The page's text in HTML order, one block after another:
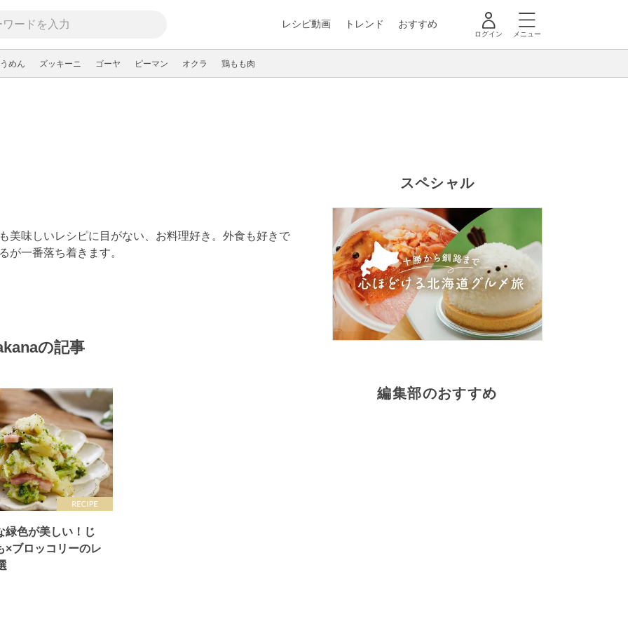
レシピ動画 トレンド おすすめ
ログイン メニュー
めん ズッキーニ ゴーヤ ピーマン オクラ 鶏もも肉
美味しいレシピに目がない、お料理好き。外食も好きで
が一番落ち着きます。
の記事
緑色が美しい！じ
×ブロッコリーのレ
スペシャル
編集部のおすすめ